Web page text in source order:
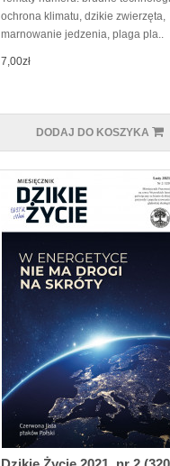
ochrona klimatu, dzikie zwierzęta,
marnowanie jedzenia, plaga pla..
7,00zł
DODAJ DO KOSZYKA